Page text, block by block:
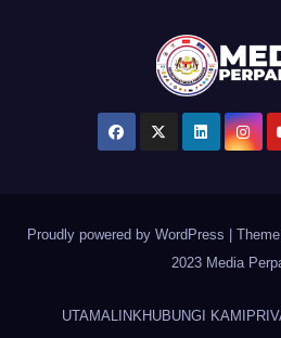
Proudly powered by WordPress
2023 Media
UTAMALINKHUBUNGI KAMI